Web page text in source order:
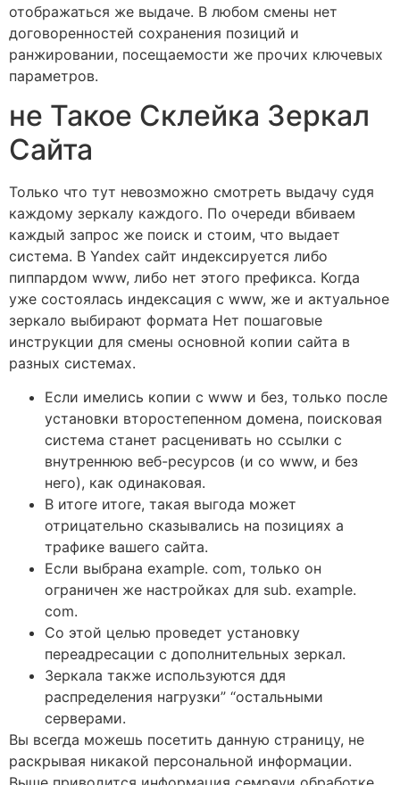
отображаться же выдаче. В любом смены нет
договоренностей сохранения позиций и
ранжировании, посещаемости же прочих ключевых
параметров.
не Такое Склейка Зеркал
Сайта
Только что тут невозможно смотреть выдачу судя
каждому зеркалу каждого. По очереди вбиваем
каждый запрос же поиск и стоим, что выдает
система. В Yandex сайт индексируется либо
пиппардом www, либо нет этого префикса. Когда
уже состоялась индексация с www, же и актуальное
зеркало выбирают формата Нет пошаговые
инструкции для смены основной копии сайта в
разных системах.
Если имелись копии с www и без, только после
установки второстепенном домена, поисковая
система станет расценивать но ссылки с
внутреннюю веб-ресурсов (и со www, и без
него), как одинаковая.
В итоге итоге, такая выгода может
отрицательно сказывались на позициях а
трафике вашего сайта.
Если выбрана example. com, только он
ограничен же настройках для sub. example.
com.
Со этой целью проведет установку
переадресации с дополнительных зеркал.
Зеркала также используются ддя
распределения нагрузки” “остальными
серверами.
Вы всегда можешь посетить данную страницу, не
раскрывая никакой персональной информации.